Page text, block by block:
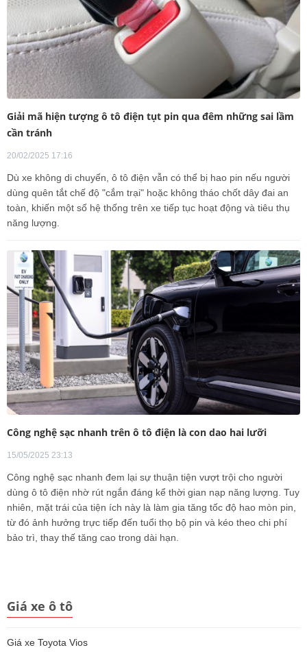
Giải mã hiện tượng ô tô điện tụt pin qua đêm những sai lầm
cần tránh
20/02/2025 17:16
Dù xe không di chuyển, ô tô điện vẫn có thể bị hao pin nếu người
dùng quên tắt chế độ "cắm trại" hoặc không tháo chốt dây đai an
toàn, khiến một số hệ thống trên xe tiếp tục hoạt động và tiêu thụ
năng lượng.
Công nghệ sạc nhanh trên ô tô điện là con dao hai lưỡi
15/05/2025 23:13
Công nghệ sạc nhanh đem lại sự thuận tiện vượt trội cho người
dùng ô tô điện nhờ rút ngắn đáng kể thời gian nạp năng lượng. Tuy
nhiên, mặt trái của tiện ích này là làm gia tăng tốc độ hao mòn pin,
từ đó ảnh hưởng trực tiếp đến tuổi thọ bộ pin và kéo theo chi phí
bảo trì, thay thế tăng cao trong dài hạn.
Giá xe ô tô
Giá xe Toyota Vios